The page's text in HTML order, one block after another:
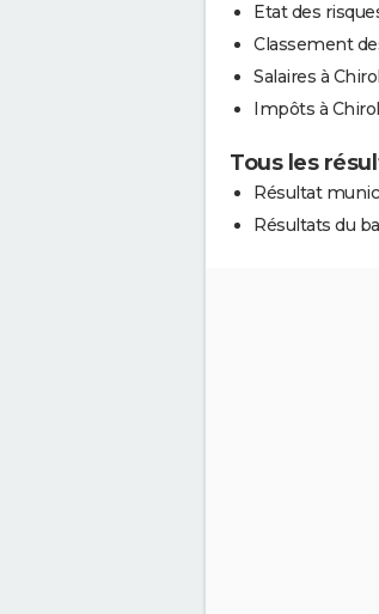
Etat des
Classement
Salaires à
Impôts à
Tous les
Résultat
Résultats du